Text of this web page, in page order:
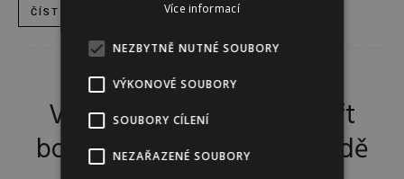
ČÍST DÁL
KRÁSA A ZDRAVÍ
Vogue spolu s Taylor Swift
bojují za udržitelnost v módě
Více informací
NEZBYTNĚ NUTNÉ SOUBORY
VÝKONOVÉ SOUBORY
SOUBORY CÍLENÍ
NEZAŘAZENÉ SOUBORY